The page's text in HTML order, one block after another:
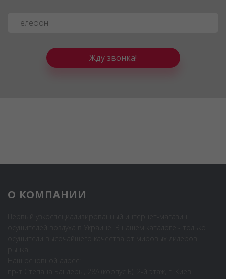
Телефон *
Жду звонка!
О КОМПАНИИ